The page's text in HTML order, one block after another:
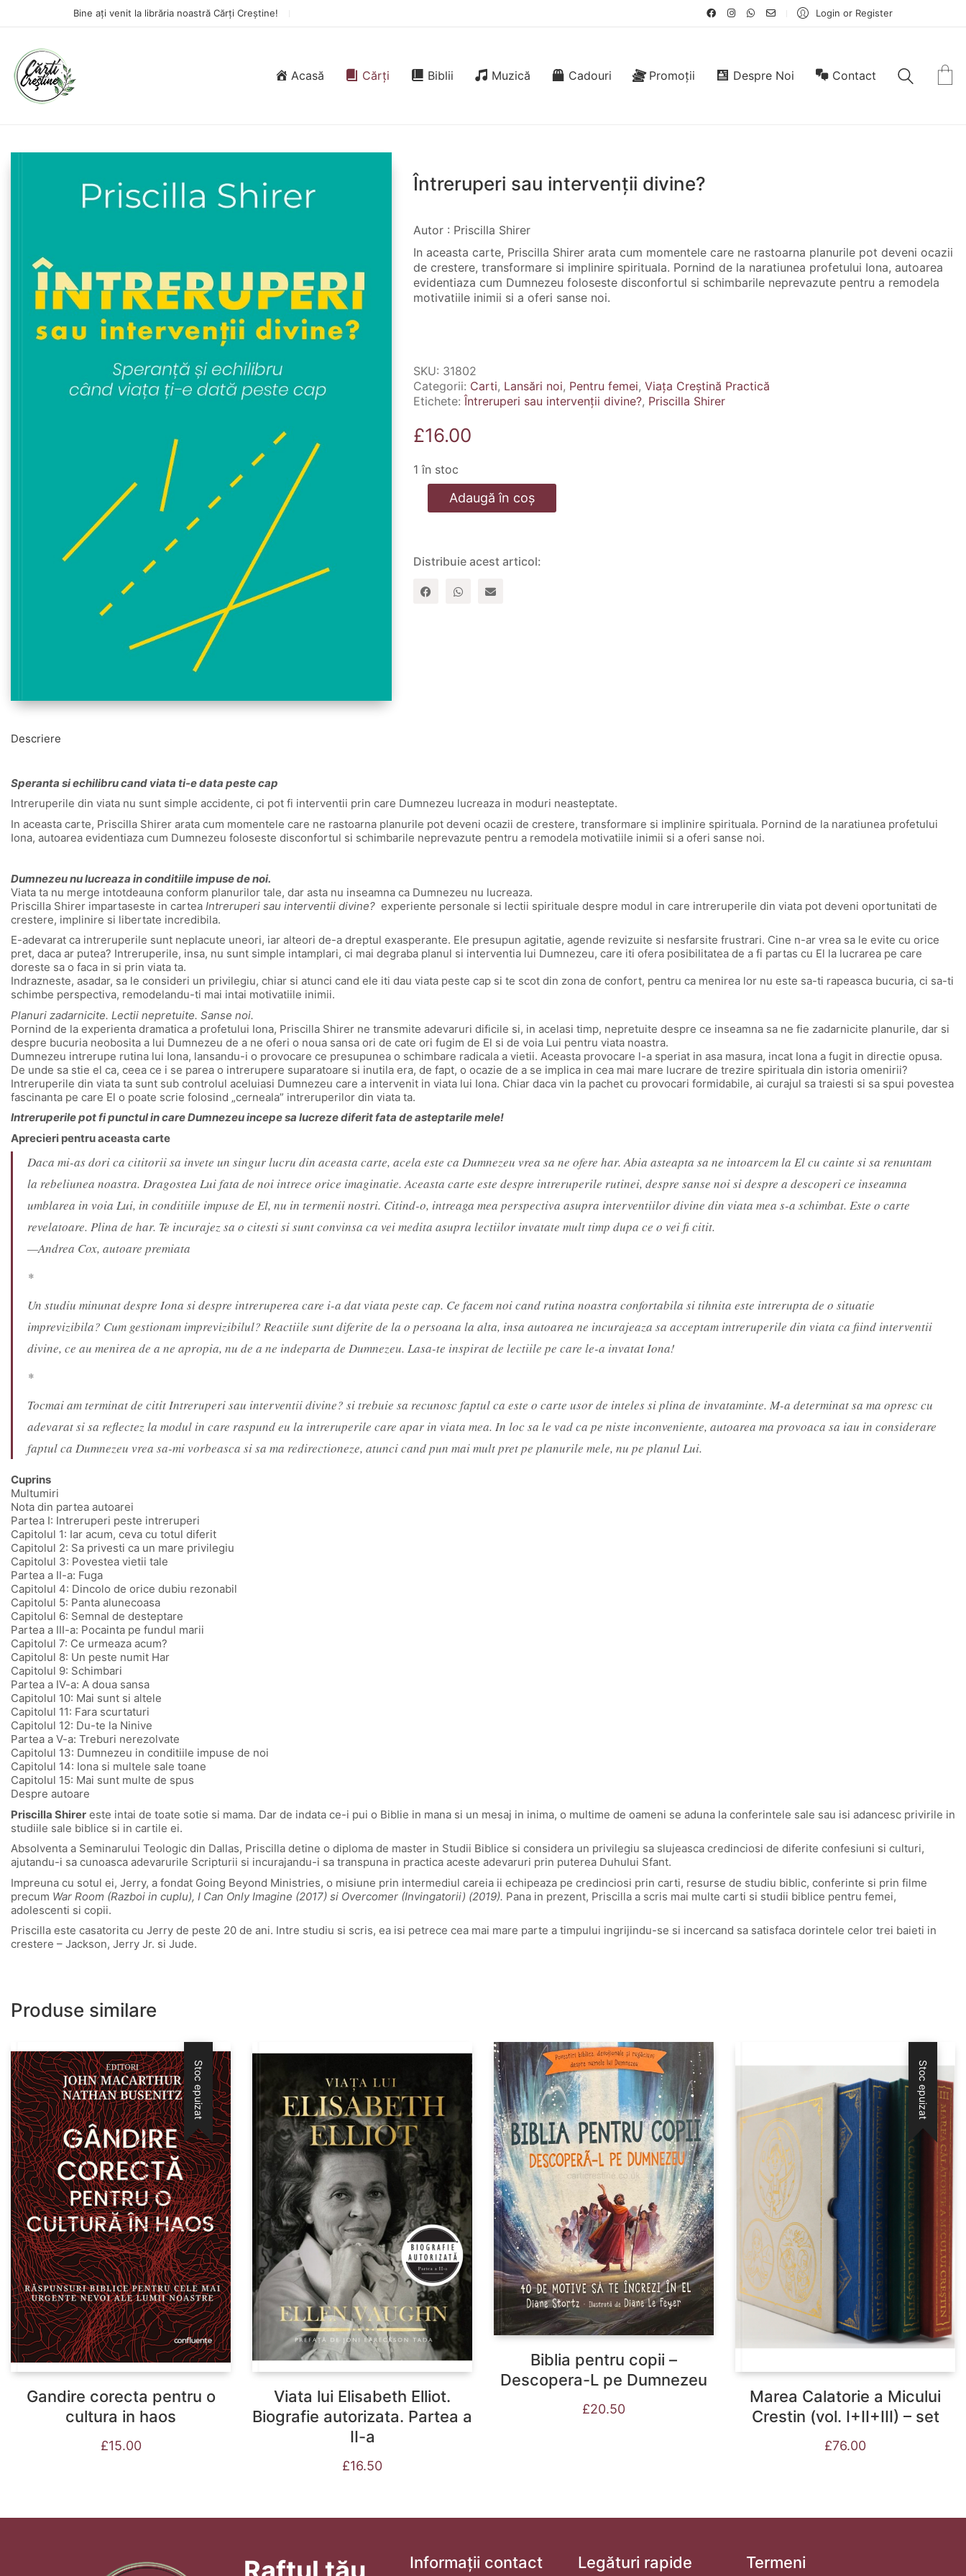
Bine ați venit la librăria noastră Cărți Creștine! Login or Register
Acasă Cărți Biblii Muzică Cadouri Promoții Despre Noi Contact
Întreruperi sau intervenții divine?
Autor : Priscilla Shirer
In aceasta carte, Priscilla Shirer arata cum momentele care ne rastoarna planurile pot deveni ocazii
de crestere, transformare si implinire spirituala. Pornind de la naratiunea profetului Iona, autoarea
evidentiaza cum Dumnezeu foloseste disconfortul si schimbarile neprevazute pentru a remodela
motivatiile inimii si a oferi sanse noi.
SKU: 31802
Categorii: Carti, Lansări noi, Pentru femei, Viața Creștină Practică
Etichete: Întreruperi sau intervenții divine?, Priscilla Shirer
£16.00
1 în stoc
Cantitate
Întreruperi
sau
Adaugă în coș
Distribuie acest articol:
Descriere
Speranta si echilibru cand viata ti-e data peste cap
Intreruperile din viata nu sunt simple accidente, ci pot fi interventii prin care Dumnezeu lucreaza in moduri neasteptate.
In aceasta carte, Priscilla Shirer arata cum momentele care ne rastoarna planurile pot deveni ocazii de crestere, transformare si implinire spirituala. Pornind de la naratiunea profetului
Iona, autoarea evidentiaza cum Dumnezeu foloseste disconfortul si schimbarile neprevazute pentru a remodela motivatiile inimii si a oferi sanse noi.
Dumnezeu nu lucreaza in conditiile impuse de noi.
Viata ta nu merge intotdeauna conform planurilor tale, dar asta nu inseamna ca Dumnezeu nu lucreaza.
Priscilla Shirer impartaseste in cartea Intreruperi sau interventii divine? experiente personale si lectii spirituale despre modul in care intreruperile din viata pot deveni oportunitati de
crestere, implinire si libertate incredibila.
E-adevarat ca intreruperile sunt neplacute uneori, iar alteori de-a dreptul exasperante. Ele presupun agitatie, agende revizuite si nesfarsite frustrari. Cine n-ar vrea sa le evite cu orice
pret, daca ar putea? Intreruperile, insa, nu sunt simple intamplari, ci mai degraba planul si interventia lui Dumnezeu, care iti ofera posibilitatea de a fi partas cu El la lucrarea pe care
doreste sa o faca in si prin viata ta.
Indrazneste, asadar, sa le consideri un privilegiu, chiar si atunci cand ele iti dau viata peste cap si te scot din zona de confort, pentru ca menirea lor nu este sa-ti rapeasca bucuria, ci sa-ti
schimbe perspectiva, remodelandu-ti mai intai motivatiile inimii.
Planuri zadarnicite. Lectii nepretuite. Sanse noi.
Pornind de la experienta dramatica a profetului Iona, Priscilla Shirer ne transmite adevaruri dificile si, in acelasi timp, nepretuite despre ce inseamna sa ne fie zadarnicite planurile, dar si
despre bucuria neobosita a lui Dumnezeu de a ne oferi o noua sansa ori de cate ori fugim de El si de voia Lui pentru viata noastra.
Dumnezeu intrerupe rutina lui Iona, lansandu-i o provocare ce presupunea o schimbare radicala a vietii. Aceasta provocare l-a speriat in asa masura, incat Iona a fugit in directie opusa.
De unde sa stie el ca, ceea ce i se parea o intrerupere suparatoare si inutila era, de fapt, o ocazie de a se implica in cea mai mare lucrare de trezire spirituala din istoria omenirii?
Intreruperile din viata ta sunt sub controlul aceluiasi Dumnezeu care a intervenit in viata lui Iona. Chiar daca vin la pachet cu provocari formidabile, ai curajul sa traiesti si sa spui povestea
fascinanta pe care El o poate scrie folosind „cerneala” intreruperilor din viata ta.
Intreruperile pot fi punctul in care Dumnezeu incepe sa lucreze diferit fata de asteptarile mele!
Aprecieri pentru aceasta carte
Daca mi-as dori ca cititorii sa invete un singur lucru din aceasta carte, acela este ca Dumnezeu vrea sa ne ofere har. Abia asteapta sa ne intoarcem la El cu cainte si sa renuntam
la rebeliunea noastra. Dragostea Lui fata de noi intrece orice imaginatie. Aceasta carte este despre intreruperile rutinei, despre sanse noi si despre a descoperi ce inseamna
umblarea in voia Lui, in conditiile impuse de El, nu in termenii nostri. Citind-o, intreaga mea perspectiva asupra interventiilor divine din viata mea s-a schimbat. Este o carte
revelatoare. Plina de har. Te incurajez sa o citesti si sunt convinsa ca vei medita asupra lectiilor invatate mult timp dupa ce o vei fi citit.
—Andrea Cox, autoare premiata
*
Un studiu minunat despre Iona si despre intreruperea care i-a dat viata peste cap. Ce facem noi cand rutina noastra confortabila si tihnita este intrerupta de o situatie
imprevizibila? Cum gestionam imprevizibilul? Reactiile sunt diferite de la o persoana la alta, insa autoarea ne incurajeaza sa acceptam intreruperile din viata ca fiind interventii
divine, ce au menirea de a ne apropia, nu de a ne indeparta de Dumnezeu. Lasa-te inspirat de lectiile pe care le-a invatat Iona!
*
Tocmai am terminat de citit Intreruperi sau interventii divine? si trebuie sa recunosc faptul ca este o carte usor de inteles si plina de invataminte. M-a determinat sa ma opresc cu
adevarat si sa reflectez la modul in care raspund eu la intreruperile care apar in viata mea. In loc sa le vad ca pe niste inconveniente, autoarea ma provoaca sa iau in considerare
faptul ca Dumnezeu vrea sa-mi vorbeasca si sa ma redirectioneze, atunci cand pun mai mult pret pe planurile mele, nu pe planul Lui.
Cuprins
Multumiri
Nota din partea autoarei
Partea I: Intreruperi peste intreruperi
Capitolul 1: Iar acum, ceva cu totul diferit
Capitolul 2: Sa privesti ca un mare privilegiu
Capitolul 3: Povestea vietii tale
Partea a II-a: Fuga
Capitolul 4: Dincolo de orice dubiu rezonabil
Capitolul 5: Panta alunecoasa
Capitolul 6: Semnal de desteptare
Partea a III-a: Pocainta pe fundul marii
Capitolul 7: Ce urmeaza acum?
Capitolul 8: Un peste numit Har
Capitolul 9: Schimbari
Partea a IV-a: A doua sansa
Capitolul 10: Mai sunt si altele
Capitolul 11: Fara scurtaturi
Capitolul 12: Du-te la Ninive
Partea a V-a: Treburi nerezolvate
Capitolul 13: Dumnezeu in conditiile impuse de noi
Capitolul 14: Iona si multele sale toane
Capitolul 15: Mai sunt multe de spus
Despre autoare
Priscilla Shirer este intai de toate sotie si mama. Dar de indata ce-i pui o Biblie in mana si un mesaj in inima, o multime de oameni se aduna la conferintele sale sau isi adancesc privirile in
studiile sale biblice si in cartile ei.
Absolventa a Seminarului Teologic din Dallas, Priscilla detine o diploma de master in Studii Biblice si considera un privilegiu sa slujeasca credinciosi de diferite confesiuni si culturi,
ajutandu-i sa cunoasca adevarurile Scripturii si incurajandu-i sa transpuna in practica aceste adevaruri prin puterea Duhului Sfant.
Impreuna cu sotul ei, Jerry, a fondat Going Beyond Ministries, o misiune prin intermediul careia ii echipeaza pe credinciosi prin carti, resurse de studiu biblic, conferinte si prin filme
precum War Room (Razboi in cuplu), I Can Only Imagine (2017) si Overcomer (Invingatorii) (2019). Pana in prezent, Priscilla a scris mai multe carti si studii biblice pentru femei,
adolescenti si copii.
Priscilla este casatorita cu Jerry de peste 20 de ani. Intre studiu si scris, ea isi petrece cea mai mare parte a timpului ingrijindu-se si incercand sa satisfaca dorintele celor trei baieti in
crestere – Jackson, Jerry Jr. si Jude.
Produse similare
Stoc epuizat
Gandire corecta pentru o
cultura in haos
£15.00
Viata lui Elisabeth Elliot.
Biografie autorizata. Partea a
II-a
£16.50
Biblia pentru copii –
Descopera-L pe Dumnezeu
£20.50
Stoc epuizat
Marea Calatorie a Micului
Crestin (vol. I+II+III) – set
£76.00
Informații contact Legături rapide Termeni